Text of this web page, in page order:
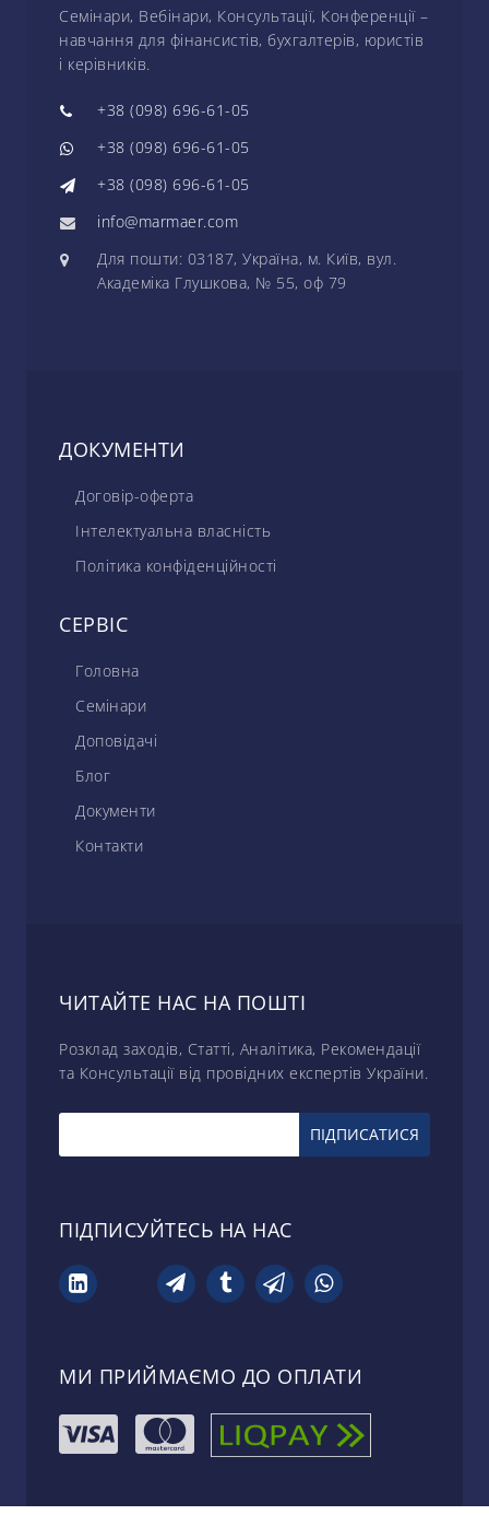
Семінари, Вебінари, Консультації, Конференції –
навчання для фінансистів, бухгалтерів, юристів
і керівників.
+38 (098) 696-61-05
+38 (098) 696-61-05
+38 (098) 696-61-05
info@marmaer.com
Для пошти: 03187, Україна, м. Київ, вул.
Академіка Глушкова, № 55, оф 79
ДОКУМЕНТИ
Договір-оферта
Інтелектуальна власність
Політика конфіденційності
СЕРВІС
Головна
Семінари
Доповідачі
Блог
Документи
Контакти
ЧИТАЙТЕ НАС НА ПОШТІ
Розклад заходів, Статті, Аналітика, Рекомендації
та Консультації від провідних експертів України.
ПІДПИСУЙТЕСЬ НА НАС
МИ ПРИЙМАЄМО ДО ОПЛАТИ